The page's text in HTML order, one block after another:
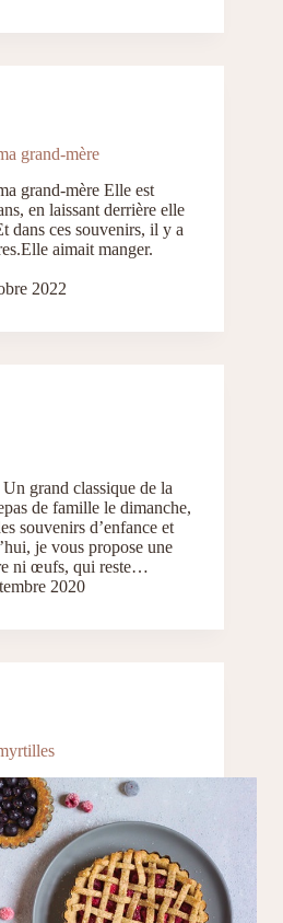
grand-mère
grand-mère Elle est
en laissant derrière elle
dans ces souvenirs, il y a
aimait manger.
2022
grand classique de la
de famille le dimanche,
souvenirs d’enfance et
je vous propose une
ni œufs, qui reste…
2020